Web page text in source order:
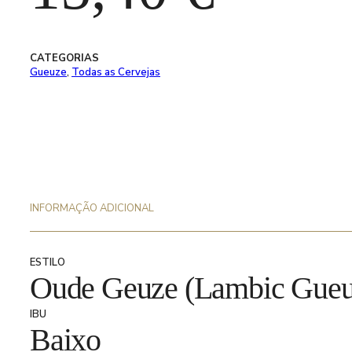
CATEGORIAS
Gueuze, Todas as Cervejas
INFORMAÇÃO ADICIONAL
ESTILO
Oude Geuze (Lambic
IBU
Baixo